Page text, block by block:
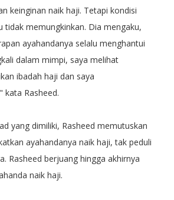
keinginan naik haji. Tetapi kondisi
tidak memungkinkan. Dia mengaku,
ayahandanya selalu menghantui
dalam mimpi, saya melihat
ibadah haji dan saya
kata Rasheed.
yang dimiliki, Rasheed memutuskan
ayahandanya naik haji, tak peduli
Rasheed berjuang hingga akhirnya
naik haji.